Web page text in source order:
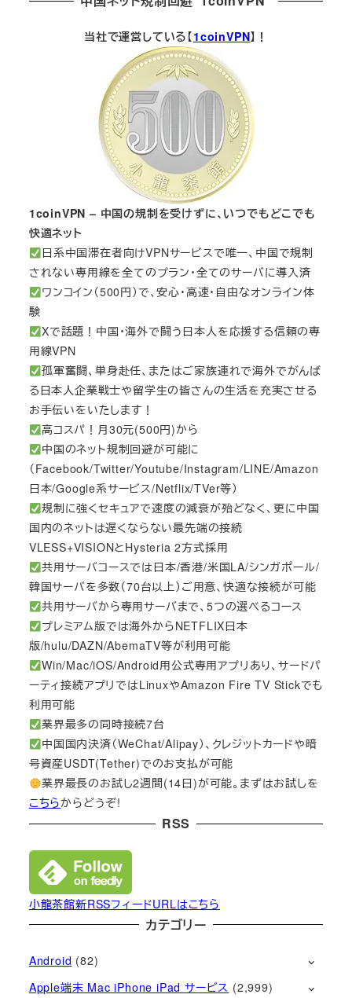
当社で運営している【1coinVPN】！
1coinVPN – 中国の規制を受けずに、いつでもどこでも
快適ネット
日系中国滞在者向けVPNサービスで唯一、中国で規制
されない専用線を全てのプラン・全てのサーバに導入済
ワンコイン（500円）で、安心・高速・自由なオンライン体
験
Xで話題！中国・海外で闘う日本人を応援する信頼の専
用線VPN
孤軍奮闘、単身赴任、またはご家族連れで海外でがんば
る日本人企業戦士や留学生の皆さんの生活を充実させる
お手伝いをいたします！
高コスパ！月30元(500円)から
中国のネット規制回避が可能に
（Facebook/Twitter/Youtube/Instagram/LINE/Amazon
日本/Google系サービス/Netflix/TVer等）
規制に強くセキュアで速度の減衰が殆どなく、更に中国
国内のネットは遅くならない最先端の接続
VLESS+VISIONとHysteria 2方式採用
共用サーバコースでは日本/香港/米国LA/シンガポール/
韓国サーバを多数（70台以上）ご用意、快適な接続が可能
共用サーバから専用サーバまで、5つの選べるコース
プレミアム版では海外からNETFLIX日本
版/hulu/DAZN/AbemaTV等が利用可能
Win/Mac/iOS/Android用公式専用アプリあり、サードパ
ーティ接続アプリではLinuxやAmazon Fire TV Stickでも
利用可能
業界最多の同時接続7台
中国国内決済（WeChat/Alipay）、クレジットカードや暗
号資産USDT(Tether)でのお支払が可能
業界最長のお試し2週間(14日)が可能。まずはお試しを
こちらからどうぞ!
RSS
小龍茶館新RSSフィードURLはこちら
カテゴリー
Android (82)
Apple端末 Mac iPhone iPad サービス (2,999)